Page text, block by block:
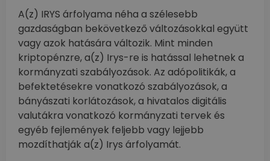
A(z) IRYS árfolyama néha a szélesebb
gazdaságban bekövetkező változásokkal együtt
vagy azok hatására változik. Mint minden
kriptopénzre, a(z) Irys-re is hatással lehetnek a
kormányzati szabályozások. Az adópolitikák, a
befektetésekre vonatkozó szabályozások, a
bányászati korlátozások, a hivatalos digitális
valutákra vonatkozó kormányzati tervek és
egyéb fejlemények feljebb vagy lejjebb
mozdíthatják a(z) Irys árfolyamát.